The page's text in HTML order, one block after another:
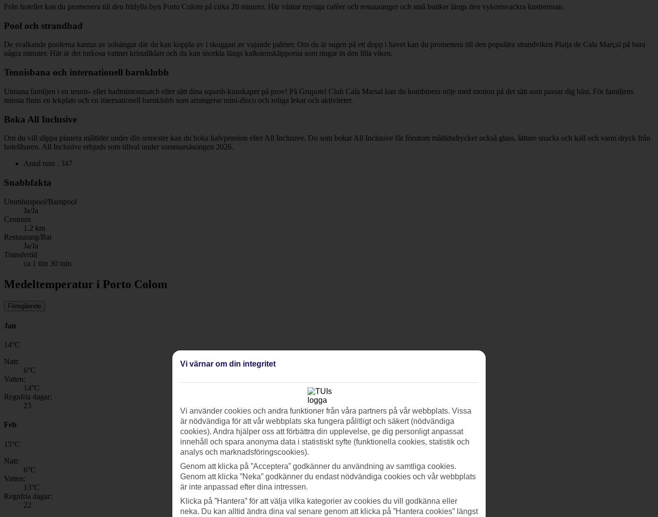
Från hotellet kan du promenera till den fridylla byn Porto Colom på cirka 20 minuter. Här väntar mysiga caféer och restauranger och små butiker längs den vykortsvackra kustremsan.
Pool och strandbad
De svalkande poolerna kantas av solsängar där du kan koppla av i skuggan av vajande palmer. Om du är sugen på ett dopp i havet kan du promenera till den populära strandviken Platja de Cala Marçal på bara
några minuter. Här är det turkosa vattnet kristallklart och du kan snorkla längs kalkstensklipporna som ringar in den lilla viken.
Tennisbana och internationell barnklubb
Utmana familjen i en tennis- eller badmintonmatch eller sätt dina squash-kunskaper på prov! På Grupotel Club Cala Marsal kan du kombinera nöje med motion på det sätt som passar dig bäst. För familjens
minsta finns en lekplats och en internationell barnklubb som arrangerar mini-disco och roliga lekar och aktiviteter.
Boka All Inclusive
Om du vill slippa planera måltider under din semester kan du boka halvpension eller All Inclusive. Du som bokar All Inclusive får förutom måltidsdrycker också glass, lättare snacks och kall och varm dryck från
hotellbaren. All Inclusive erbjuds som tillval under sommarsäsongen 2026.
Antal rum : 347
Snabbfakta
Utomhuspool/Barnpool
Ja/Ja
Centrum
1.2 km
Restaurang/Bar
Ja/Ja
Transfertid
ca 1 tim 30 min
Medeltemperatur i Porto Colom
Föregående
Jan
14°C
Natt:
6°C
Vatten:
14°C
Regnfria dagar:
23
Feb
15°C
Natt:
6°C
Vatten:
13°C
Regnfria dagar:
22
Vi värnar om din integritet
Vi använder cookies och andra funktioner från våra partners på vår webbplats. Vissa
är nödvändiga för att vår webbplats ska fungera pålitligt och säkert (nödvändiga
cookies). Andra hjälper oss att förbättra din upplevelse, ge dig personligt anpassat
innehåll och spara anonyma data i statistiskt syfte (funktionella cookies, statistik och
analys och marknadsföringscookies).
Genom att klicka på ”Acceptera” godkänner du användning av samtliga cookies.
Genom att klicka ”Neka” godkänner du endast nödvändiga cookies och vår webbplats
är inte anpassad efter dina intressen.
Klicka på ”Hantera” för att välja vilka kategorier av cookies du vill godkänna eller
neka. Du kan alltid ändra dina val senare genom att klicka på ”Hantera cookies” längst